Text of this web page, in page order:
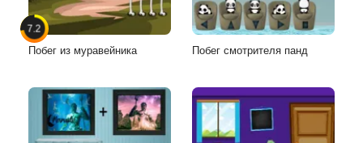
7.2
Побег из муравейника Побег смотрителя панд